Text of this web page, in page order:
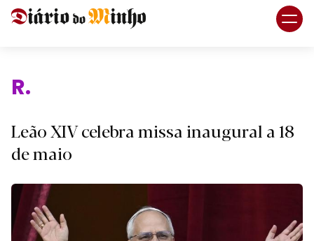
Religi
Leão XIV celebra missa inaugural a 18
de maio